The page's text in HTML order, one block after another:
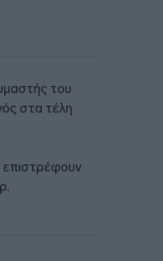
του
στα τέλη
επιστρέφουν